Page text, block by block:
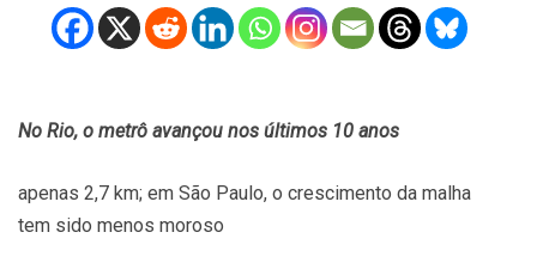
No Rio, o metrô avançou nos últimos 10 anos
apenas 2,7 km; em São Paulo, o crescimento da malha
tem sido menos moroso